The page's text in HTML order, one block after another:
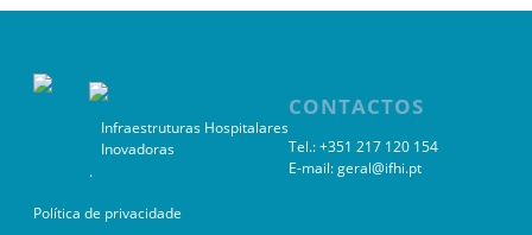
Infraestruturas Hospitalares
Inovadoras
.
CONTACTOS
Tel.: +351 217 120 154
E-mail:geral@ifhi.pt
Política de privacidade